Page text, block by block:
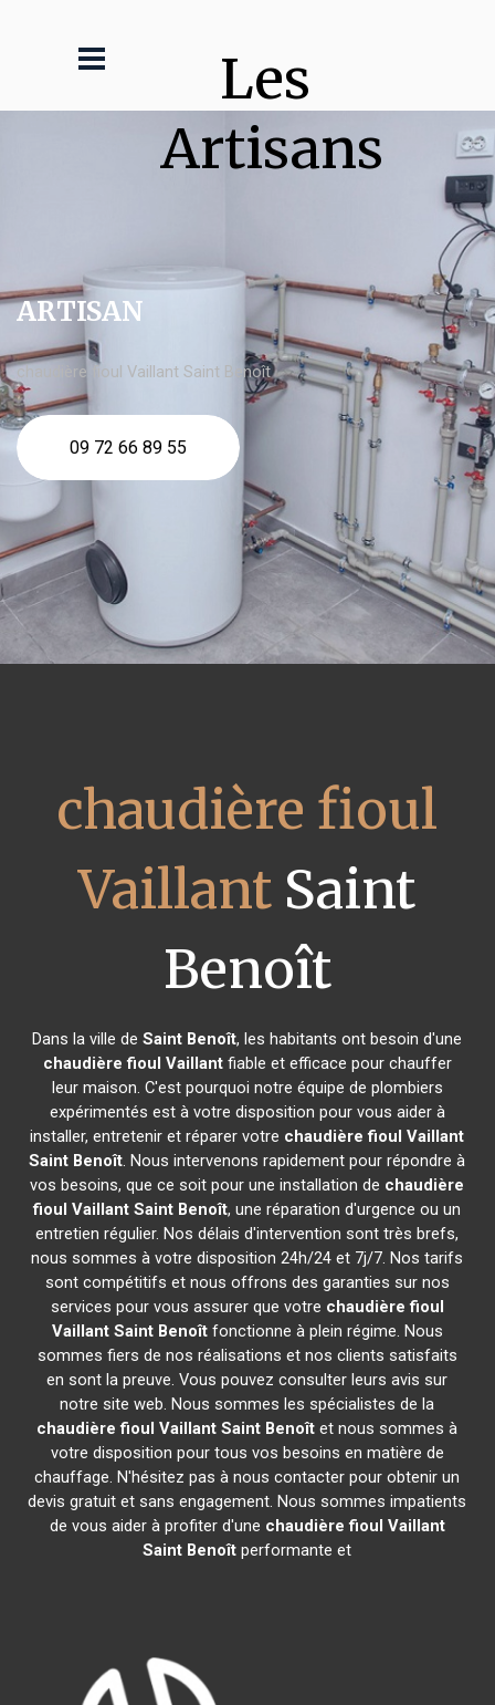
Les
Artisans
ARTISAN
chaudière fioul Vaillant Saint Benoît
09 72 66 89 55
chaudière fioul
Vaillant Saint
Benoît
Dans la ville deSaint Benoît, les habitants ont besoin d'une
chaudière fioul Vaillantfiable et efficace pour chauffer
leur maison. C'est pourquoi notre équipe de plombiers
expérimentés est à votre disposition pour vous aider à
installer, entretenir et réparer votre chaudière fioul Vaillant
Saint Benoît. Nous intervenons rapidement pour répondre à
vos besoins, que ce soit pour une installation de chaudière
fioul Vaillant Saint Benoît, une réparation d'urgence ou un
entretien régulier. Nos délais d'intervention sont très brefs,
nous sommes à votre disposition 24h/24 et 7j/7. Nos tarifs
sont compétitifs et nous offrons des garanties sur nos
services pour vous assurer que votre chaudière fioul
Vaillant Saint Benoîtfonctionne à plein régime. Nous
sommes fiers de nos réalisations et nos clients satisfaits
en sont la preuve. Vous pouvez consulter leurs avis sur
notre site web. Nous sommes les spécialistes de la
chaudière fioul Vaillant Saint Benoît et nous sommes à
votre disposition pour tous vos besoins en matière de
chauffage. N'hésitez pas à nous contacter pour obtenir un
devis gratuit et sans engagement. Nous sommes impatients
de vous aider à profiter d'une chaudière fioul Vaillant
Saint Benoît performante et